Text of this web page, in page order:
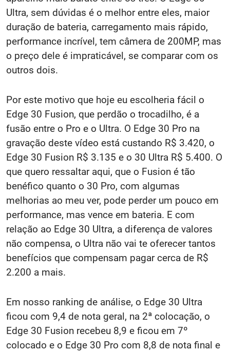
Ultra, sem dúvidas é o melhor entre eles, maior
duração de bateria, carregamento mais rápido,
performance incrível, tem câmera de 200MP, mas
o preço dele é impraticável, se comparar com os
outros dois.
Por este motivo que hoje eu escolheria fácil o
Edge 30 Fusion, que perdão o trocadilho, é a
fusão entre o Pro e o Ultra. O Edge 30 Pro na
gravação deste vídeo está custando R$ 3.420, o
Edge 30 Fusion R$ 3.135 e o 30 Ultra R$ 5.400. O
que quero ressaltar aqui, que o Fusion é tão
benéfico quanto o 30 Pro, com algumas
melhorias ao meu ver, pode perder um pouco em
performance, mas vence em bateria. E com
relação ao Edge 30 Ultra, a diferença de valores
não compensa, o Ultra não vai te oferecer tantos
benefícios que compensam pagar cerca de R$
2.200 a mais.
Em nosso ranking de análise, o Edge 30 Ultra
ficou com 9,4 de nota geral, na 2ª colocação, o
Edge 30 Fusion recebeu 8,9 e ficou em 7º
colocado e o Edge 30 Pro com 8,8 de nota final e